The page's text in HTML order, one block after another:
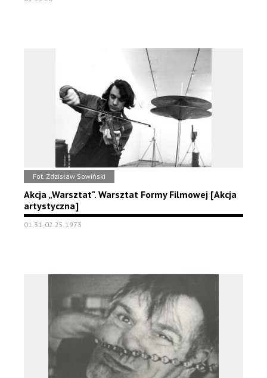
Fot. Zdzisław Sowiński
Akcja „Warsztat". Warsztat Formy Filmowej [Akcja
artystyczna]
01.31-02.25.1973